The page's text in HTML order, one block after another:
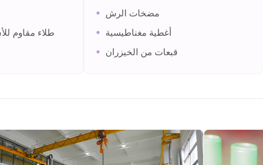
طلاء مقاوم
• مضخات الرش
• أغطية مغناطيسية
• قبعات من الخيزران